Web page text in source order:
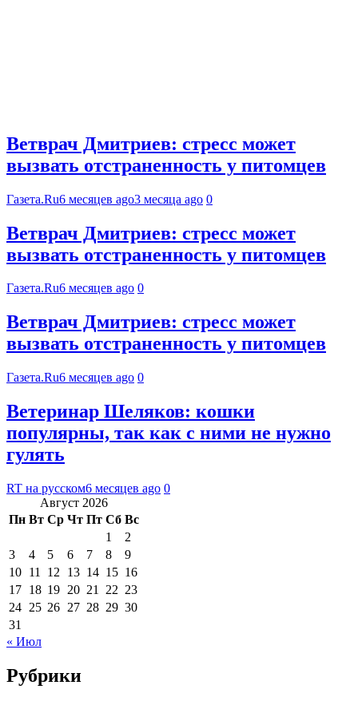
Ветврач Дмитриев: стресс может
вызвать отстраненность у питомцев
Газета.Ru6 месяцев ago3 месяца ago 0
Ветврач Дмитриев: стресс может
вызвать отстраненность у питомцев
Газета.Ru6 месяцев ago 0
Ветврач Дмитриев: стресс может
вызвать отстраненность у питомцев
Газета.Ru6 месяцев ago 0
Ветеринар Шеляков: кошки
популярны, так как с ними не нужно
гулять
RT на русском6 месяцев ago 0
Август 2026
Пн Вт Ср Чт Пт Сб Вс
1
2
3
4 5 6 7 8
9
10 11 12 13 14 15 16
17 18 19 20 21 22 23
24 25 26 27 28 29 30
31
« Июл
Рубрики